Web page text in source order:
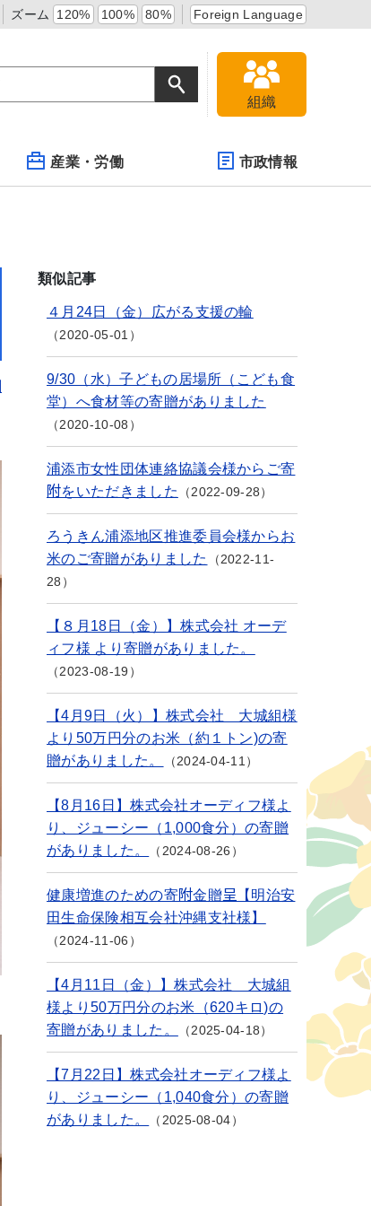
ズーム 120% 100% 80% Foreign Language
組織
産業・労働 市政情報
類似記事
４月24日（金）広がる支援の輪
2020-05-01
9/30（水）子どもの居場所（こども食
堂）へ食材等の寄贈がありました
2020-10-08
浦添市女性団体連絡協議会様からご寄
附をいただきました
2022-09-28
ろうきん浦添地区推進委員会様からお
米のご寄贈がありました
2022-11-
28
【８月18日（金）】株式会社 オーデ
ィフ様 より寄贈がありました。
2023-08-19
【4月9日（火）】株式会社 大城組様
より50万円分のお米（約１トン)の寄
贈がありました。
2024-04-11
【8月16日】株式会社オーディフ様よ
り、ジューシー（1,000食分）の寄贈
がありました。
2024-08-26
健康増進のための寄附金贈呈【明治安
田生命保険相互会社沖縄支社様】
2024-11-06
【4月11日（金）】株式会社 大城組
様より50万円分のお米（620キロ)の
寄贈がありました。
2025-04-18
【7月22日】株式会社オーディフ様よ
り、ジューシー（1,040食分）の寄贈
がありました。
2025-08-04